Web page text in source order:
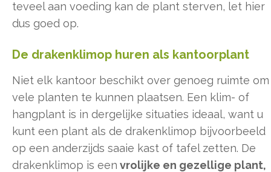
teveel aan voeding kan de plant sterven, let hier
dus goed op.
De drakenklimop huren als kantoorplant
Niet elk kantoor beschikt over genoeg ruimte om
vele planten te kunnen plaatsen. Een klim- of
hangplant is in dergelijke situaties ideaal, want u
kunt een plant als de drakenklimop bijvoorbeeld
op een anderzijds saaie kast of tafel zetten. De
drakenklimop is een vrolijke en gezellige plant,